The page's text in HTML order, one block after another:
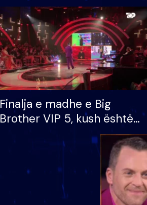
Finalja e madhe e Big
Brother VIP 5, kush është
banori i parë që lë shtëpinë
dhe humb mundësinë për
të fituar çmimin e madh